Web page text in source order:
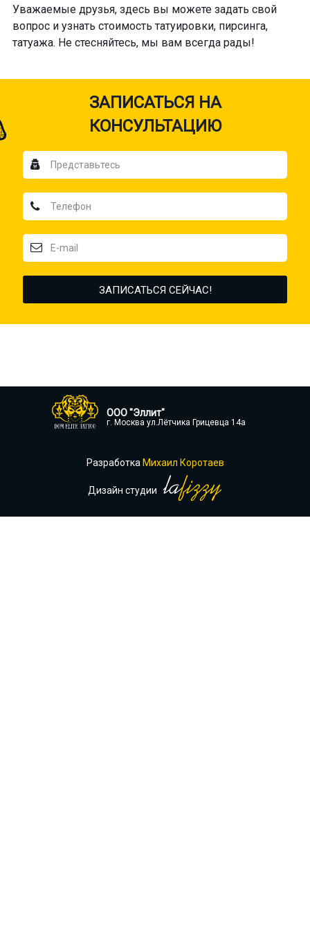
Уважаемые друзья, здесь вы можете задать свой
вопрос и узнать стоимость татуировки, пирсинга,
татуажа. Не стесняйтесь, мы вам всегда рады!
ЗАПИСАТЬСЯ НА
КОНСУЛЬТАЦИЮ
ООО "Эллит"
г. Москва ул.Лётчика Грицевца 14а
Разработка Михаил Коротаев
Дизайн студии